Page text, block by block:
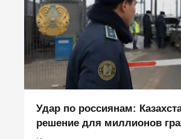
Удар по россиянам:
решение для миллионов